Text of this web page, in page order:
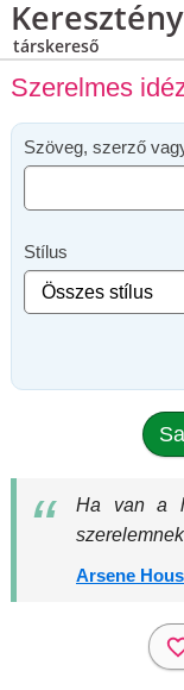
Keresztény
társkereső
Szerelmes
Szöveg, szerző
Stílus
Ha van a
Arsene